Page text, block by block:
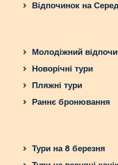
Відпочинок на
Молодіжний
Новорічні тури
Пляжні тури
Раннє бронювання
Тури на 8 березня